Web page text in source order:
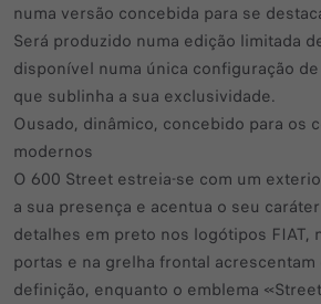
numa versão concebida para se
Será produzido numa edição limitada
disponível numa única configuração
que sublinha a sua exclusividade.
Ousado, dinâmico, concebido para os
modernos
O 600 Street estreia-se com um
a sua presença e acentua o seu
detalhes em preto nos logótipos FIAT,
portas e na grelha frontal
definição, enquanto o emblema